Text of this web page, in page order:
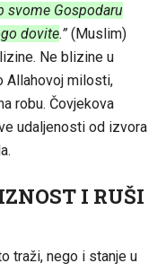
svome Gospodaru
dovite.”(Muslim)
Ne blizine u
Allahovoj milosti,
robu. Čovjekova
udaljenosti od izvora
I RUŠI
traži, nego i stanje u